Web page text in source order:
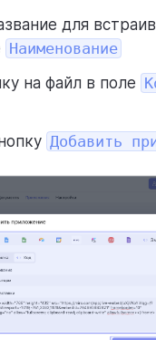
для
Наименование
на файл в поле
Добавить